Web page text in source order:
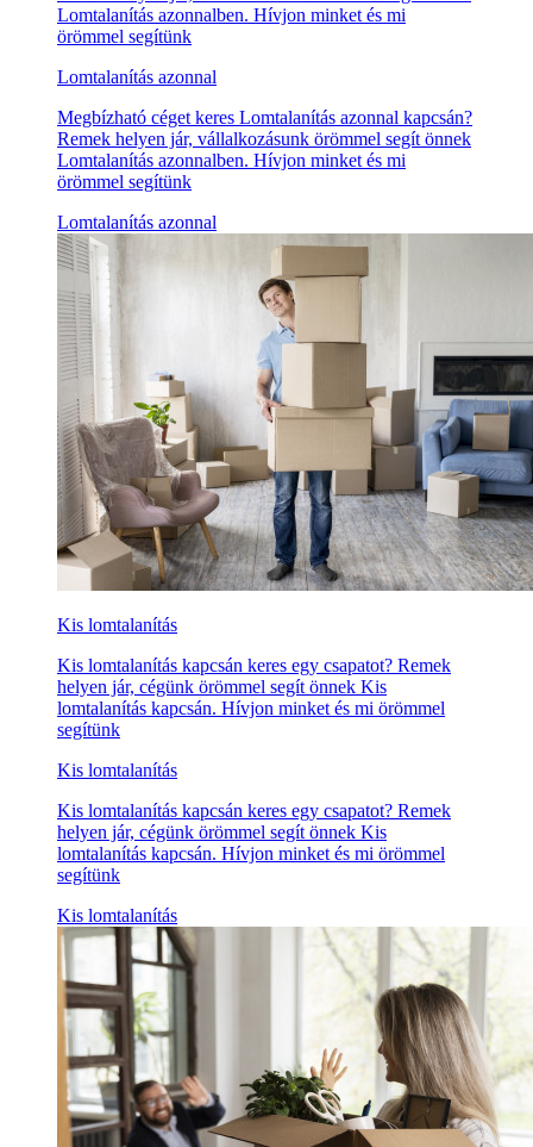
Lomtalanítás azonnalben. Hívjon minket és mi
örömmel segítünk
Lomtalanítás azonnal
Megbízható céget keres Lomtalanítás azonnal kapcsán?
Remek helyen jár, vállalkozásunk örömmel segít önnek
Lomtalanítás azonnalben. Hívjon minket és mi
örömmel segítünk
Lomtalanítás azonnal
Kis lomtalanítás
Kis lomtalanítás kapcsán keres egy csapatot? Remek
helyen jár, cégünk örömmel segít önnek Kis
lomtalanítás kapcsán. Hívjon minket és mi örömmel
segítünk
Kis lomtalanítás
Kis lomtalanítás kapcsán keres egy csapatot? Remek
helyen jár, cégünk örömmel segít önnek Kis
lomtalanítás kapcsán. Hívjon minket és mi örömmel
segítünk
Kis lomtalanítás